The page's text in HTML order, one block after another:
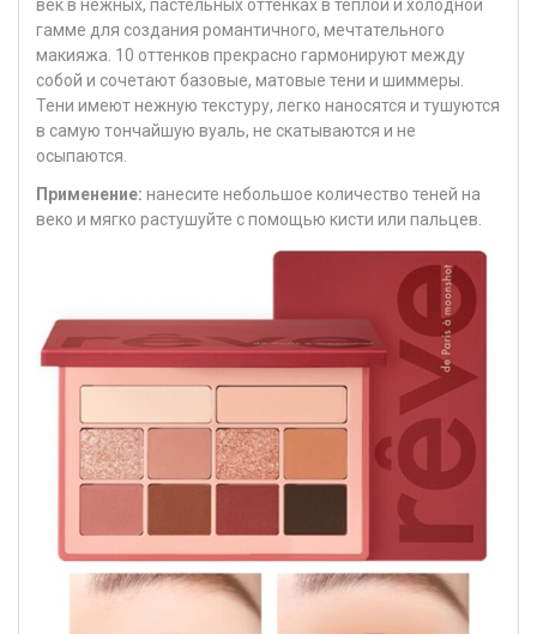
век в нежных, пастельных оттенках в тёплой и холодной
гамме для создания романтичного, мечтательного
макияжа. 10 оттенков прекрасно гармонируют между
собой и сочетают базовые, матовые тени и шиммеры.
Тени имеют нежную текстуру, легко наносятся и тушуются
в самую тончайшую вуаль, не скатываются и не
осыпаются.
Применение: нанесите небольшое количество теней на
веко и мягко растушуйте с помощью кисти или пальцев.